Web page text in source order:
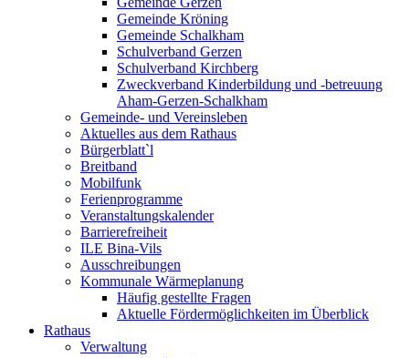
Gemeinde Kröning
Gemeinde Schalkham
Schulverband Gerzen
Schulverband Kirchberg
Zweckverband Kinderbildung und -betreuung
Aham-Gerzen-Schalkham
Gemeinde- und Vereinsleben
Aktuelles aus dem Rathaus
Bürgerblatt`l
Breitband
Mobilfunk
Ferienprogramme
Veranstaltungskalender
Barrierefreiheit
ILE Bina-Vils
Ausschreibungen
Kommunale Wärmeplanung
Häufig gestellte Fragen
Aktuelle Fördermöglichkeiten im Überblick
Rathaus
Verwaltung